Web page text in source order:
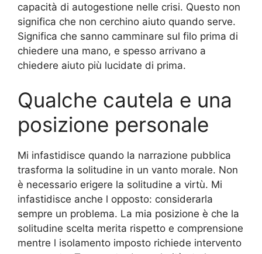
capacità di autogestione nelle crisi. Questo non
significa che non cerchino aiuto quando serve.
Significa che sanno camminare sul filo prima di
chiedere una mano, e spesso arrivano a
chiedere aiuto più lucidate di prima.
Qualche cautela e una
posizione personale
Mi infastidisce quando la narrazione pubblica
trasforma la solitudine in un vanto morale. Non
è necessario erigere la solitudine a virtù. Mi
infastidisce anche l opposto: considerarla
sempre un problema. La mia posizione è che la
solitudine scelta merita rispetto e comprensione
mentre l isolamento imposto richiede intervento